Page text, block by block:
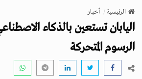
v
i
g
a
الرئيسية أخبار
اليابان تستعين بالذكاء
الرسوم المتحركة